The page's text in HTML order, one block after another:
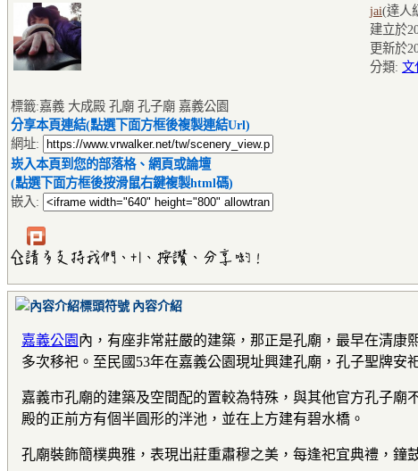
jai(達人
建立於
更新於
分類: 文
標籤:嘉義 大成殿 孔廟 孔子廟 嘉義公園
分享本頁連結(點選下面方框後複製連結Url)
網址:
崁入本頁到您的部落格、網頁或論壇
(點選下面方框後按滑鼠右鍵複製html碼)
嵌入:
內容介紹
嘉義公園 內，有座非常莊嚴的建築，那正是孔廟，最早在清康
多次移祀。至民國53年在嘉義公園現址興建孔廟，孔子聖牌安
嘉義市孔廟的建築及空間配的置較為特殊，與其他官方孔子
殿的正前方有個半圓形的泮池，並在上方建有碧水橋。
孔廟裝飾簡樸典雅，表現出莊重肅穆之美，每逢祀宜典禮，鐘